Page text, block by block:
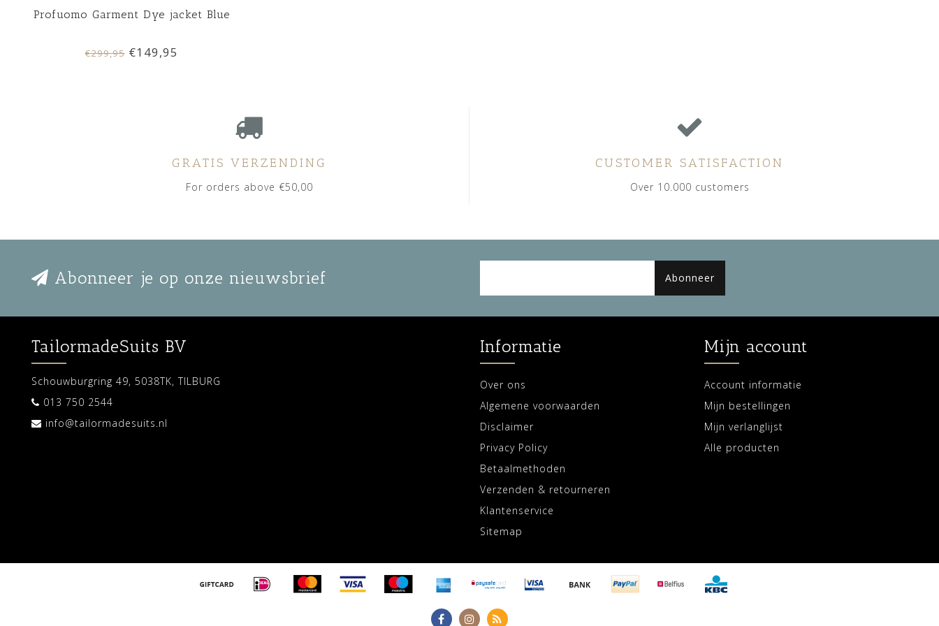
Profuomo Garment Dye jacket Blue
€299,95€149,95
GRATIS VERZENDING
For orders above €50,00
CUSTOMER SATISFACTION
Over 10.000 customers
Abonneer je op onze nieuwsbrief Abonneer
TailormadeSuits BV
Schouwburgring 49, 5038TK, TILBURG
013 750 2544
info@tailormadesuits.nl
Informatie
Over ons
Algemene voorwaarden
Disclaimer
Privacy Policy
Betaalmethoden
Verzenden & retourneren
Klantenservice
Sitemap
Mijn account
Account informatie
Mijn bestellingen
Mijn verlanglijst
Alle producten